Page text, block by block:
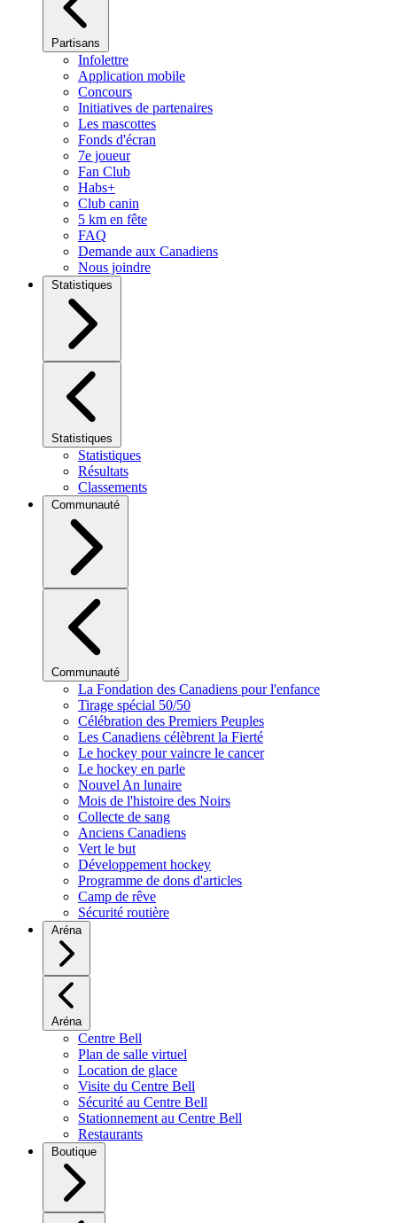
Partisans
Infolettre
Application mobile
Concours
Initiatives de partenaires
Les mascottes
Fonds d'écran
7e joueur
Fan Club
Habs+
Club canin
5 km en fête
FAQ
Demande aux Canadiens
Nous joindre
Statistiques
Statistiques
Statistiques
Résultats
Classements
Communauté
Communauté
La Fondation des Canadiens pour l'enfance
Tirage spécial 50/50
Célébration des Premiers Peuples
Les Canadiens célèbrent la Fierté
Le hockey pour vaincre le cancer
Le hockey en parle
Nouvel An lunaire
Mois de l'histoire des Noirs
Collecte de sang
Anciens Canadiens
Vert le but
Développement hockey
Programme de dons d'articles
Camp de rêve
Sécurité routière
Aréna
Aréna
Centre Bell
Plan de salle virtuel
Location de glace
Visite du Centre Bell
Sécurité au Centre Bell
Stationnement au Centre Bell
Restaurants
Boutique